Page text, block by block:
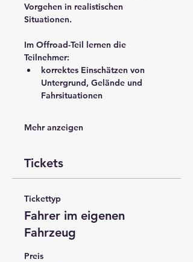
Vorgehen in realistischen
Situationen.
Im Offroad-Teil lernen die
Teilnehmer:
korrektes Einschätzen von
Untergrund, Gelände und
Fahrsituationen
Mehr anzeigen
Tickets
Tickettyp
Fahrer im eigenen
Fahrzeug
Preis